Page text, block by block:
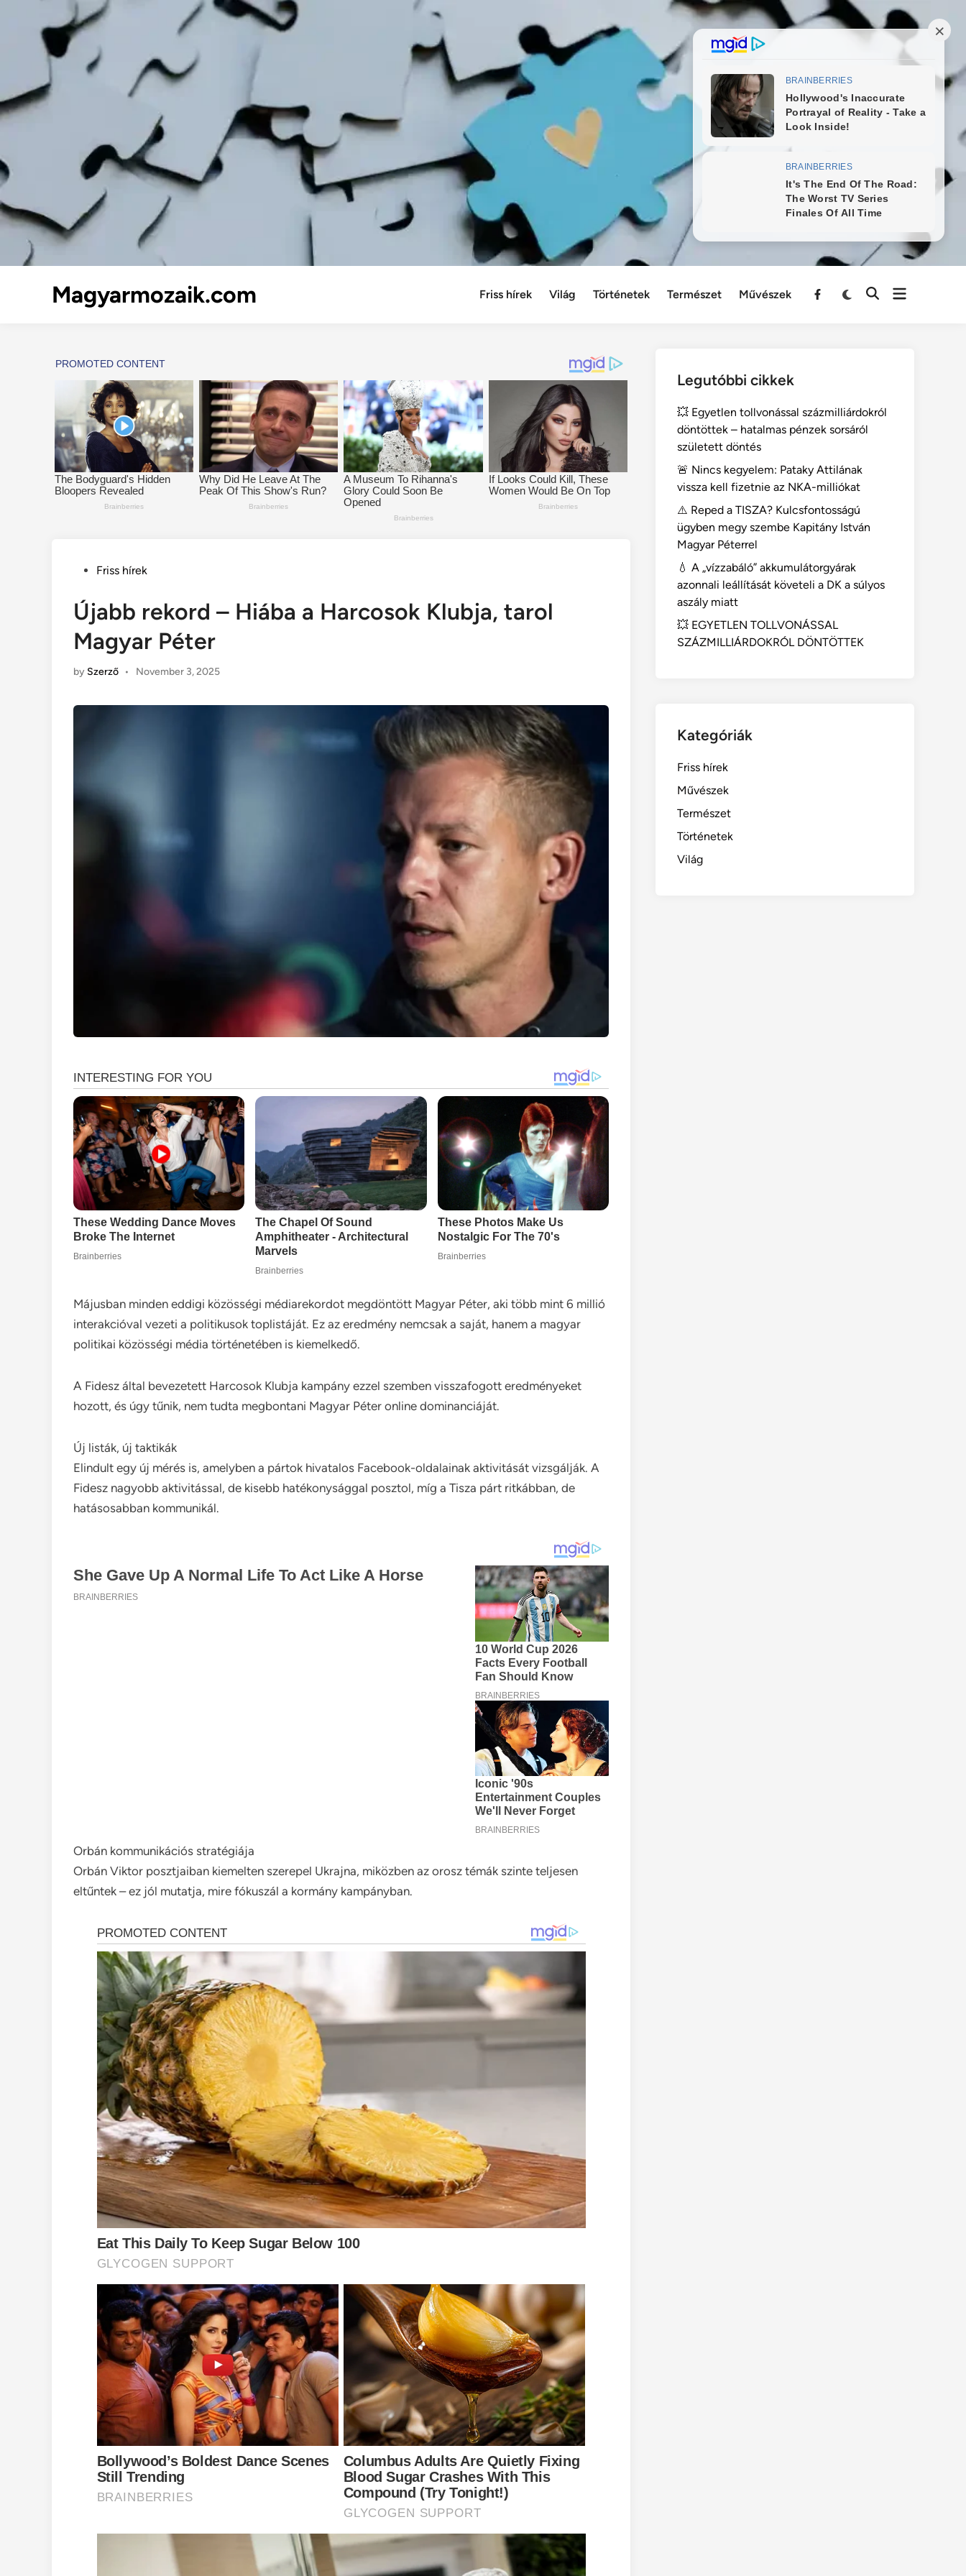
Magyarmozaik.com Friss hírek Világ Történetek Természet Művészek
Menu
PostedFriss hírek
Újabb rekord – Hiába a Harcosok Klubja, tarol
Magyar Péter
by Szerző • November 3, 2025
Májusban minden eddigi közösségi médiarekordot megdöntött Magyar Péter, aki több mint 6 millió
interakcióval vezeti a politikusok toplistáját. Ez az eredmény nemcsak a saját, hanem a magyar
politikai közösségi média történetében is kiemelkedő.
A Fidesz által bevezetett Harcosok Klubja kampány ezzel szemben visszafogott eredményeket
hozott, és úgy tűnik, nem tudta megbontani Magyar Péter online dominanciáját.
Új listák, új taktikák
Elindult egy új mérés is, amelyben a pártok hivatalos Facebook-oldalainak aktivitását vizsgálják. A
Fidesz nagyobb aktivitással, de kisebb hatékonysággal posztol, míg a Tisza párt ritkábban, de
hatásosabban kommunikál.
Orbán kommunikációs stratégiája
Orbán Viktor posztjaiban kiemelten szerepel Ukrajna, miközben az orosz témák szinte teljesen
eltűntek – ez jól mutatja, mire fókuszál a kormány kampányban.
Legutóbbi cikkek
💥 Egyetlen tollvonással százmilliárdokról
döntöttek – hatalmas pénzek sorsáról
született döntés
🚨 Nincs kegyelem: Pataky Attilának
vissza kell fizetnie az NKA-milliókat
⚠️ Reped a TISZA? Kulcsfontosságú
ügyben megy szembe Kapitány István
Magyar Péterrel
💧 A „vízzabáló” akkumulátorgyárak
azonnali leállítását követeli a DK a súlyos
aszály miatt
💥 EGYETLEN TOLLVONÁSSAL
SZÁZMILLIÁRDOKRÓL DÖNTÖTTEK
Kategóriák
Friss hírek
Művészek
Természet
Történetek
Világ